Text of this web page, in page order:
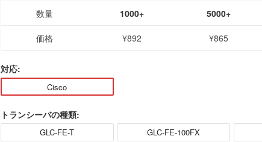
数量
1000+ 5000+
価格 ¥892 ¥865
対応:
Cisco
トランシーバの種類:
GLC-FE-T GLC-FE-100FX